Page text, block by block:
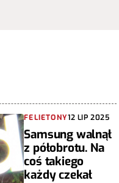
FELIETONY12 LIP 2025
Samsung walnął
z półobrotu. Na
coś takiego
każdy czekał